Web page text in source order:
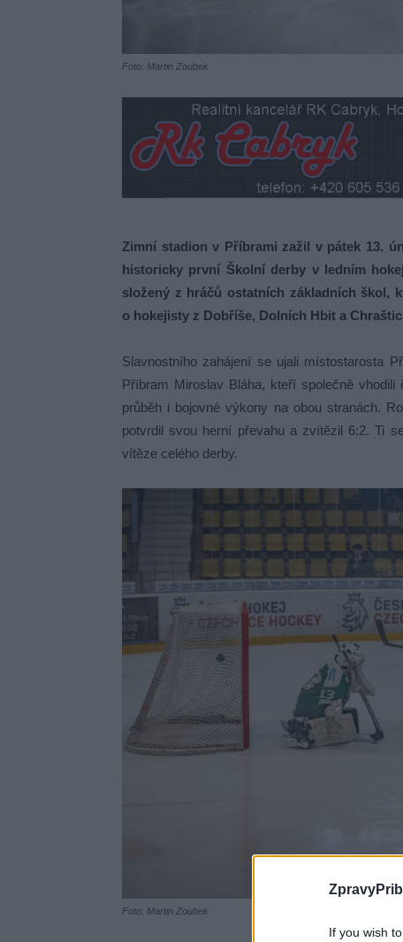
If you wish
Foto: Martin Zoubek
Zimní stadion v Příbrami zažil v pátek 13.
historicky první Školní derby v ledním
složený z hráčů ostatních základních škol,
o hokejisty z Dobříše, Dolních Hbit a
Slavnostního zahájení se ujali místostarosta
Příbram Miroslav Bláha, kteří společně
průběh i bojovné výkony na obou stranách.
potvrdil svou herní převahu a zvítězil 6:2. Ti
vítěze celého derby.
Foto: Martin Zoubek